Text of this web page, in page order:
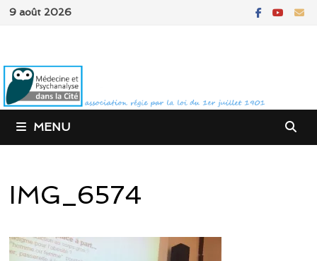
Passer
9 août 2026
MENU
IMG_6574